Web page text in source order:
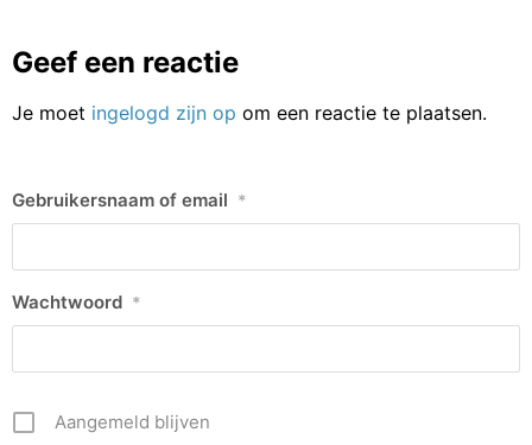
Geef een reactie
Je moet ingelogd zijn op om een reactie te plaatsen.
Gebruikersnaam of email *
Wachtwoord *
Aangemeld blijven